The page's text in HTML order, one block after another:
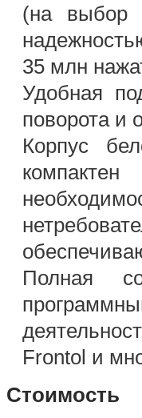
(на выбор
35 млн
Удобная
поворота и
Корпус
Полная
Frontol и
Стоимость